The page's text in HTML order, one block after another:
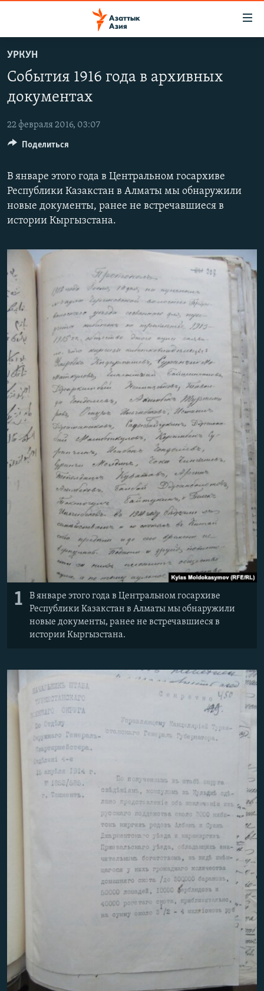
основному
содержанию
Вернутся
навигации
поиску
КАЗАХСТАН
КЫРГЫЗСТАН
УЗБЕКИСТАН
ТАДЖИКИСТАН
НОВОСТИ
ВОЙНА В УКРАИНЕ
НА ДРУГИХ ЯЗЫКАХ
ҚАЗАҚША
ЎЗБЕКЧА
ТОҶИКӢ
Все сайты РСЕ/РС
УРКУН
События 1916 года в архивных
документах
22 февраля 2016, 03:07
В январе этого года в Центральном госархиве
Республики Казакстан в Алматы мы обнаружили
новые документы, ранее не встречавшиеся в
истории Кыргызстана.
1
В январе этого года в Центральном госархиве
Республики Казакстан в Алматы мы обнаружили
новые документы, ранее не встречавшиеся в
истории Кыргызстана.
Поделиться